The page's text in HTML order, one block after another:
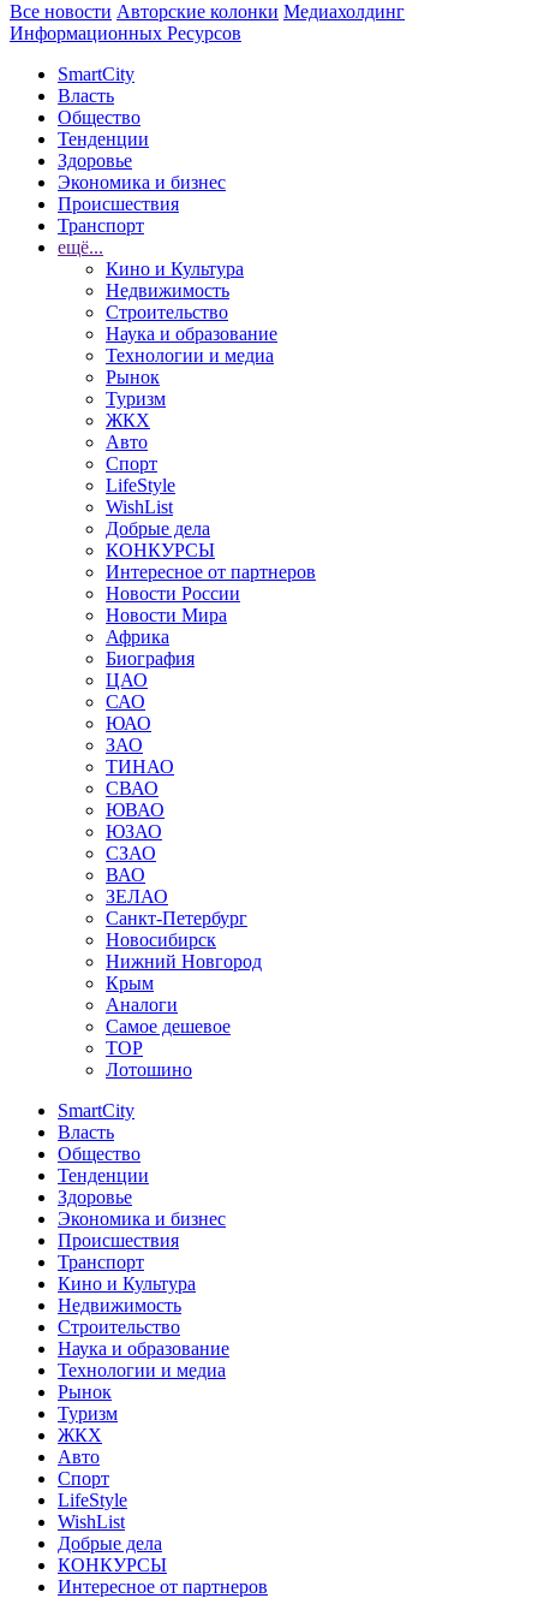
Все новости Авторские колонки Медиахолдинг
Информационных Ресурсов
SmartCity
Власть
Общество
Тенденции
Здоровье
Экономика и бизнес
Происшествия
Транспорт
ещё...
Кино и Культура
Недвижимость
Строительство
Наука и образование
Технологии и медиа
Рынок
Туризм
ЖКХ
Авто
Спорт
LifeStyle
WishList
Добрые дела
КОНКУРСЫ
Интересное от партнеров
Новости России
Новости Мира
Африка
Биография
ЦАО
САО
ЮАО
ЗАО
ТИНАО
СВАО
ЮВАО
ЮЗАО
СЗАО
ВАО
ЗЕЛАО
Санкт-Петербург
Новосибирск
Нижний Новгород
Крым
Аналоги
Самое дешевое
TOP
Лотошино
SmartCity
Власть
Общество
Тенденции
Здоровье
Экономика и бизнес
Происшествия
Транспорт
Кино и Культура
Недвижимость
Строительство
Наука и образование
Технологии и медиа
Рынок
Туризм
ЖКХ
Авто
Спорт
LifeStyle
WishList
Добрые дела
КОНКУРСЫ
Интересное от партнеров